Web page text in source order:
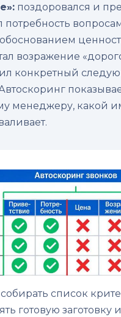
поздоровался и
потребность
возражение
конкретный
менеджеру, какой
список
готовую заготовку